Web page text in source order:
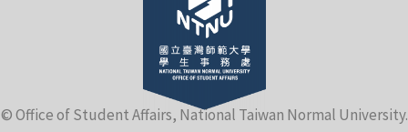
© Office of Student Affairs, National Taiwan Normal University.